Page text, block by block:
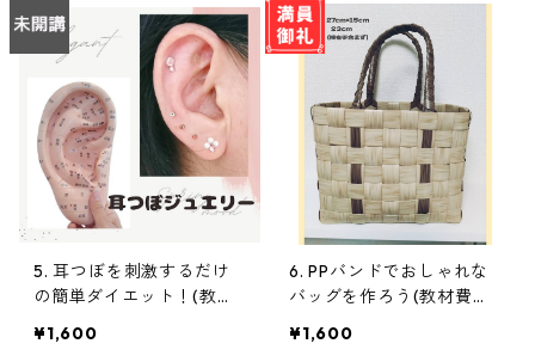
5. 耳つぼを刺激するだけ
の簡単ダイエット！(教材
¥1,600
6. PPバンドでおしゃれな
バッグを作ろう(教材費別
¥1,600